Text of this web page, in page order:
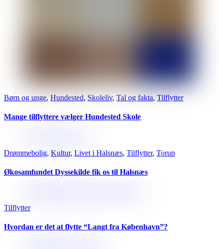
Børn og unge, Hundested, Skoleliv, Tal og fakta, Tilflytter
Mange tilflyttere vælger Hundested Skole
Drømmebolig, Kultur, Livet i Halsnæs, Tilflytter, Torup
Økosamfundet Dyssekilde fik os til Halsnæs
Tilflytter
Hvordan er det at flytte “Langt fra København”?